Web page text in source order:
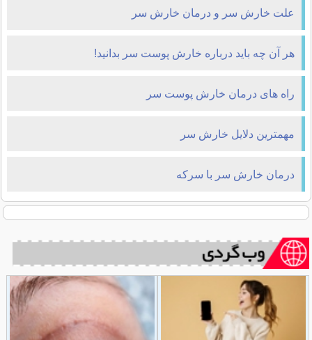
علت خارش سر و درمان خارش سر
هر آن چه باید درباره خارش پوست سر بدانید!
راه های درمان خارش پوست سر
مهمترین دلایل خارش سر
درمان خارش سر با سرکه